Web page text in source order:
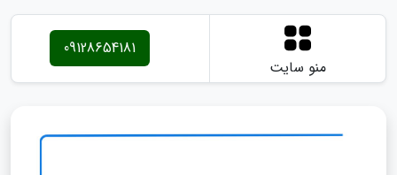
منو سایت
09128654181